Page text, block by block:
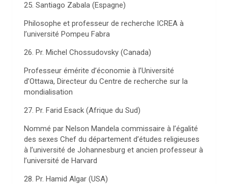
25. Santiago Zabala (Espagne)
Philosophe et professeur de recherche ICREA à
l’université Pompeu Fabra
26. Pr. Michel Chossudovsky (Canada)
Professeur émérite d’économie à l’Université
d’Ottawa, Directeur du Centre de recherche sur la
mondialisation
27. Pr. Farid Esack (Afrique du Sud)
Nommé par Nelson Mandela commissaire à l’égalité
des sexes Chef du département d’études religieuses
à l’université de Johannesburg et ancien professeur à
l’université de Harvard
28. Pr. Hamid Algar (USA)